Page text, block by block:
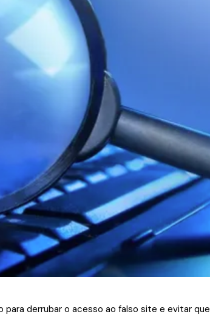
para derrubar o acesso ao falso site e evitar